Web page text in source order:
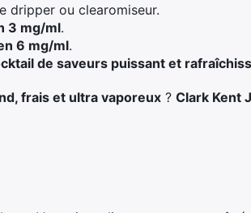
dripper ou clearomiseur.
3 mg/ml.
6 mg/ml.
de saveurs puissant et
frais et ultra vaporeux ?Clark Kent